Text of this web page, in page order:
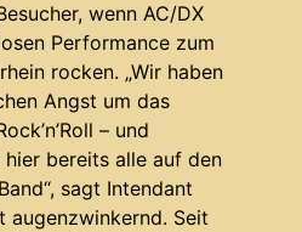
wenn AC/DX
Performance zum
rocken. „Wir haben
Angst um das
– und
bereits alle auf den
sagt Intendant
augenzwinkernd. Seit